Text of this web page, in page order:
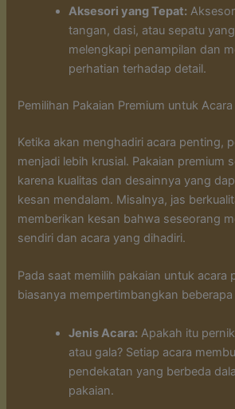
Aksesori yang Tepat:
tangan, dasi, atau sepatu
melengkapi penampilan dan
perhatian terhadap detail.
Pemilihan Pakaian Premium untuk
Ketika akan menghadiri acara penting,
menjadi lebih krusial. Pakaian premium
karena kualitas dan desainnya yang
kesan mendalam. Misalnya, jas
memberikan kesan bahwa seseorang
sendiri dan acara yang dihadiri.
Pada saat memilih pakaian untuk acara
biasanya mempertimbangkan
Jenis Acara: Apakah itu
atau gala? Setiap acara
pendekatan yang berbeda
pakaian.